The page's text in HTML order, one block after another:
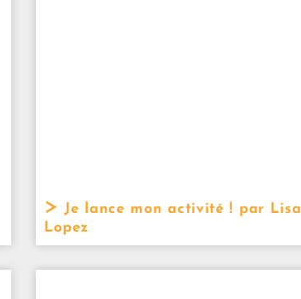
Je lance mon activité ! par Lisa
Lopez